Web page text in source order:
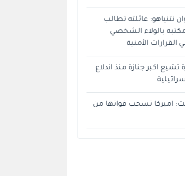
نتنياهو: عائلته تطالب
بالولاء الشخصي
القرارات الأمنية
تشيع اكبر جنازة منذ اندلاع
اميركا تسحب قواتها من